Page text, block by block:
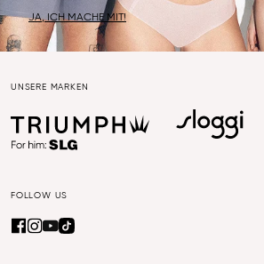
JA, ICH MACHE MIT!
UNSERE MARKEN
FOLLOW US